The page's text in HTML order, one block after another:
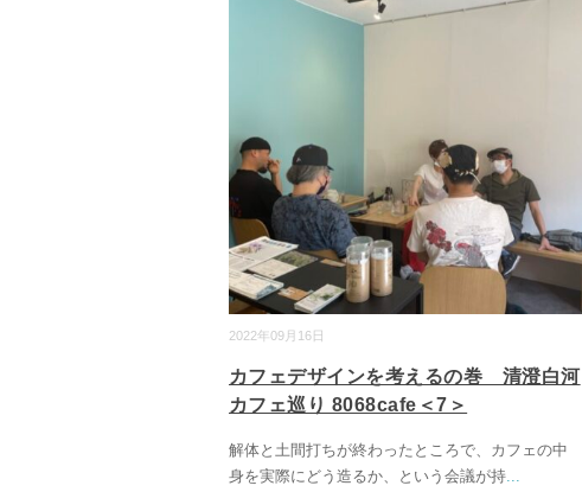
2022年09月16日
カフェデザインを考えるの巻 清澄白河
カフェ巡り 8068cafe＜7＞
解体と土間打ちが終わったところで、カフェの中
身を実際にどう造るか、という会議が持...